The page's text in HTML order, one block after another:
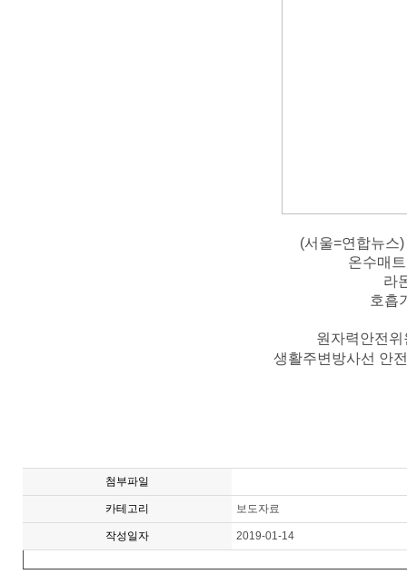
(서울=연합뉴스
온수매
라
호흡
원자력안전
생활주변방사선 안
첨부파일
카테고리 보도자료
작성일자 2019-01-14